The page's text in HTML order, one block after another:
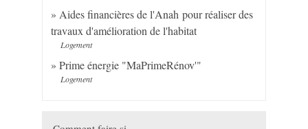
Aides financières de l'Anah pour réaliser des
travaux d'amélioration de l'habitat
Logement
Prime énergie "MaPrimeRénov'"
Logement